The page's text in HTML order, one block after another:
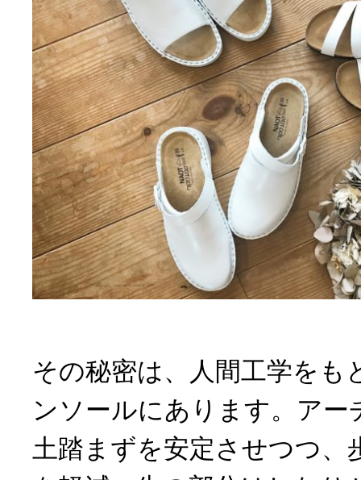
その秘密は、人間工学をも
ンソールにあります。アー
土踏まずを安定させつつ、